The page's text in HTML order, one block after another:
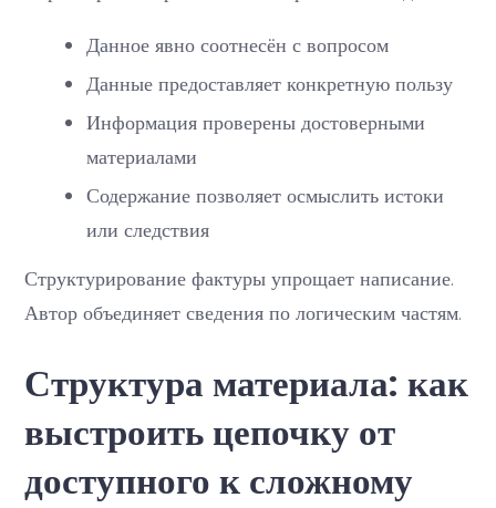
Данное явно соотнесён с вопросом
Данные предоставляет конкретную пользу
Информация проверены достоверными
материалами
Содержание позволяет осмыслить истоки
или следствия
Структурирование фактуры упрощает написание.
Автор объединяет сведения по логическим частям.
Структура материала: как
выстроить цепочку от
доступного к сложному